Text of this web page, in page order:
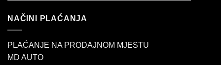
NAČINI PLAĆANJA
PLAĆANJE NA PRODAJNOM MJESTU
MD AUTO